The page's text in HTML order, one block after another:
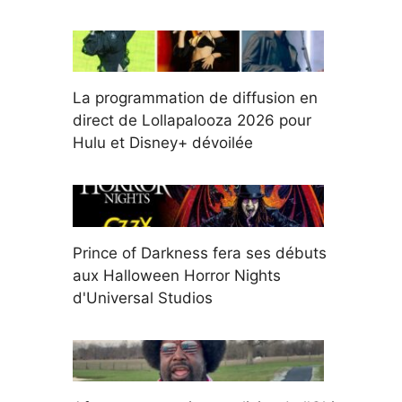
La programmation de diffusion en
direct de Lollapalooza 2026 pour
Hulu et Disney+ dévoilée
Prince of Darkness fera ses débuts
aux Halloween Horror Nights
d'Universal Studios